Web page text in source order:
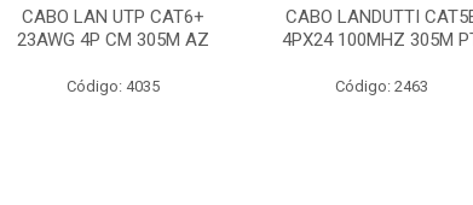
CABO LAN UTP CAT6+
23AWG 4P CM 305M AZ
Código: 4035
CABO LANDUTTI
4PX24 100MHZ 305M
Código: 2463